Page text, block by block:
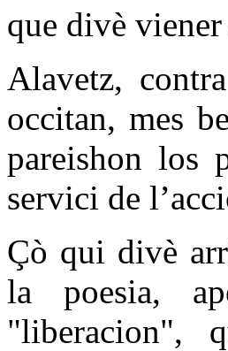
que divè
Alavetz,
occitan, mes
pareishon los
servici de
Çò qui divè
la poesia,
"liberacion",